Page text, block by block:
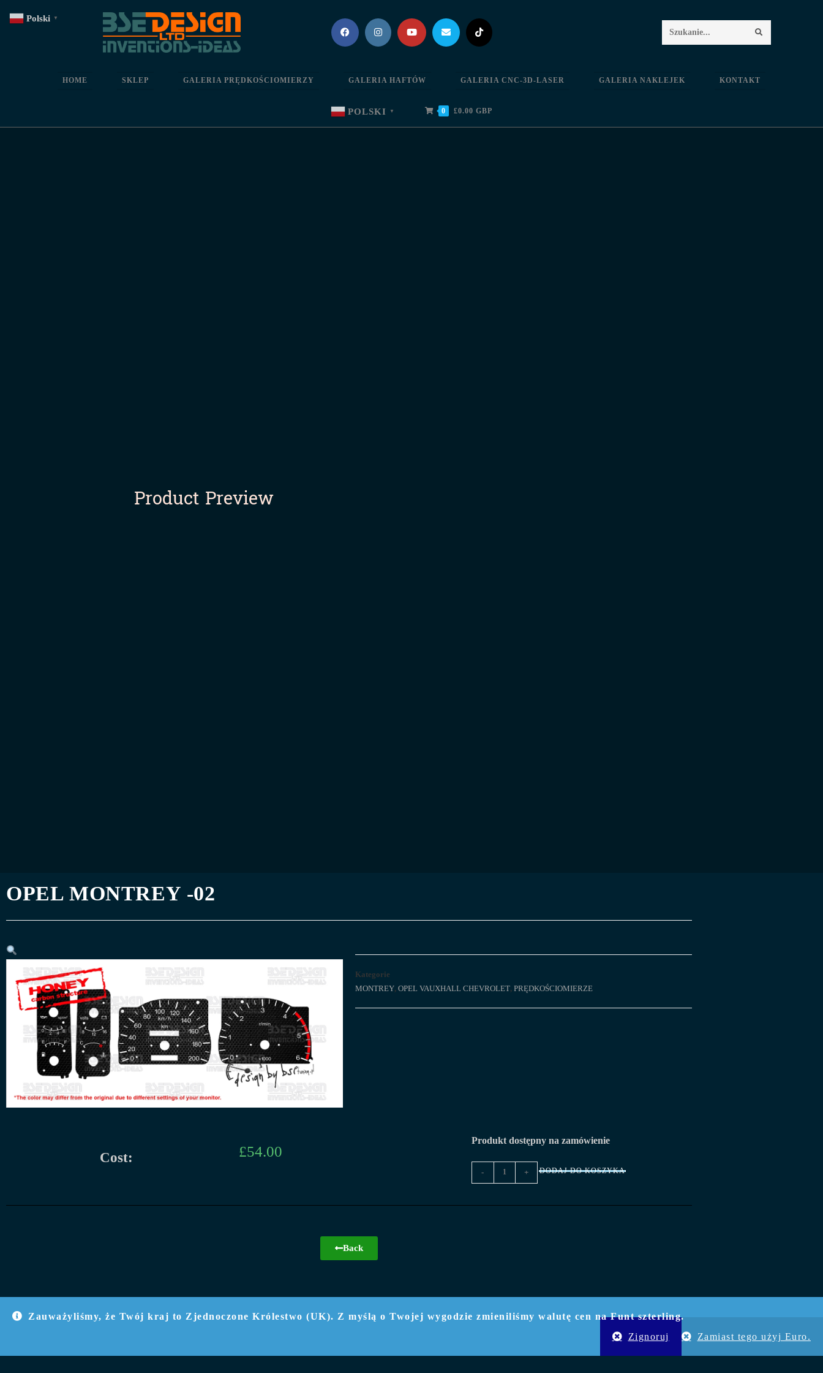
Odrzuć
Search
website
HOME SKLEP GALERIA PRĘDKOŚCIOMIERZY GALERIA HAFTÓW GALERIA CNC-3D-LASER GALERIA NAKLEJEK KONTAKT
POLSKI ▼ 0 £0.00 GBP
Product Preview
OPEL MONTREY -02
Kategorie
MONTREY, OPEL VAUXHALL CHEVROLET, PRĘDKOŚCIOMIERZE
Cost: £54.00
Produkt dostępny na zamówienie
- + DODAJ DO KOSZYKA
Back
Polski ▼
Zauważyliśmy, że Twój kraj to Zjednoczone Królestwo (UK). Z myślą o Twojej wygodzie zmieniliśmy walutę cen na Funt szterling.
Zamiast tego użyj Euro.
Zignoruj